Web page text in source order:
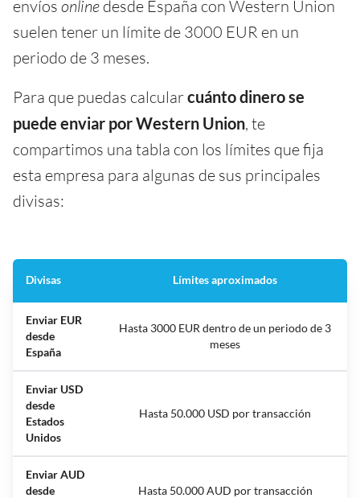
envíos online desde España con Western Union
suelen tener un límite de 3000 EUR en un
periodo de 3 meses.
Para que puedas calcularcuánto dinero se
puede enviar por Western Union, te
compartimos una tabla con los límites que fija
esta empresa para algunas de sus principales
divisas:
Divisas Límites aproximados
Enviar EUR
desde
España
Hasta 3000 EUR dentro de un periodo de 3
meses
Enviar USD
desde
Estados
Unidos
Hasta 50.000 USD por transacción
Enviar AUD
desde
Hasta 50.000 AUD por transacción